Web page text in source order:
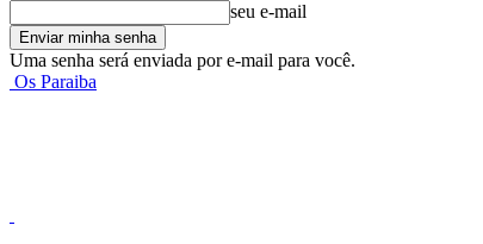
seu e-mail
Uma senha será enviada por e-mail para você.
Os Paraiba